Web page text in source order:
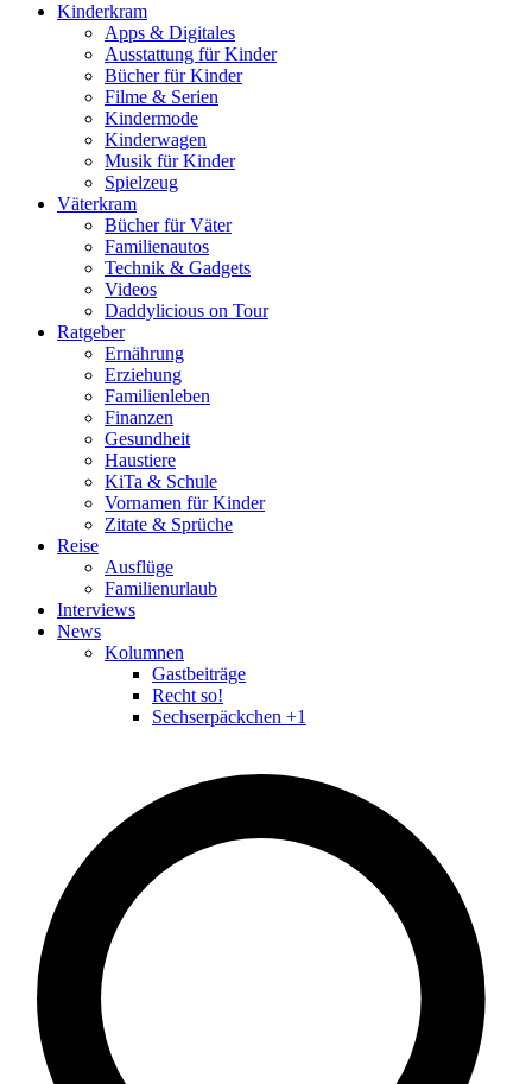
Kinderkram
Apps & Digitales
Ausstattung für Kinder
Bücher für Kinder
Filme & Serien
Kindermode
Kinderwagen
Musik für Kinder
Spielzeug
Väterkram
Bücher für Väter
Familienautos
Technik & Gadgets
Videos
Daddylicious on Tour
Ratgeber
Ernährung
Erziehung
Familienleben
Finanzen
Gesundheit
Haustiere
KiTa & Schule
Vornamen für Kinder
Zitate & Sprüche
Reise
Ausflüge
Familienurlaub
Interviews
News
Kolumnen
Gastbeiträge
Recht so!
Sechserpäckchen +1